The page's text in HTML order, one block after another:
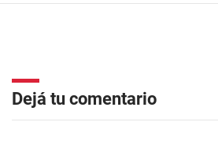
Dejá tu comentario